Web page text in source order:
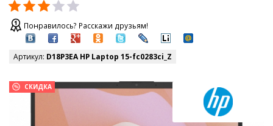
Понравилось? Расскажи друзьям!
Артикул: D18P3EA HP Laptop 15-fc0283ci_Z
СКИДКА